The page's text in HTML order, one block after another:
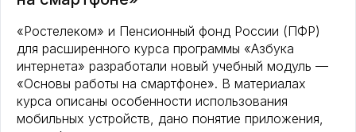
«Ростелеком» и Пенсионный фонд России (ПФР)
для расширенного курса программы «Азбука
интернета» разработали новый учебный модуль —
«Основы работы на смартфоне». В материалах
курса описаны особенности использования
мобильных устройств, дано понятие приложения,